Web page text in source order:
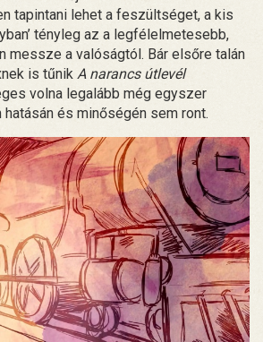
tapintani lehet a feszültséget, a kis
tényleg az a legfélelmetesebb,
messze a valóságtól. Bár elsőre talán
is tűnik A narancs útlevél
volna legalább még egyszer
és minőségén sem ront.